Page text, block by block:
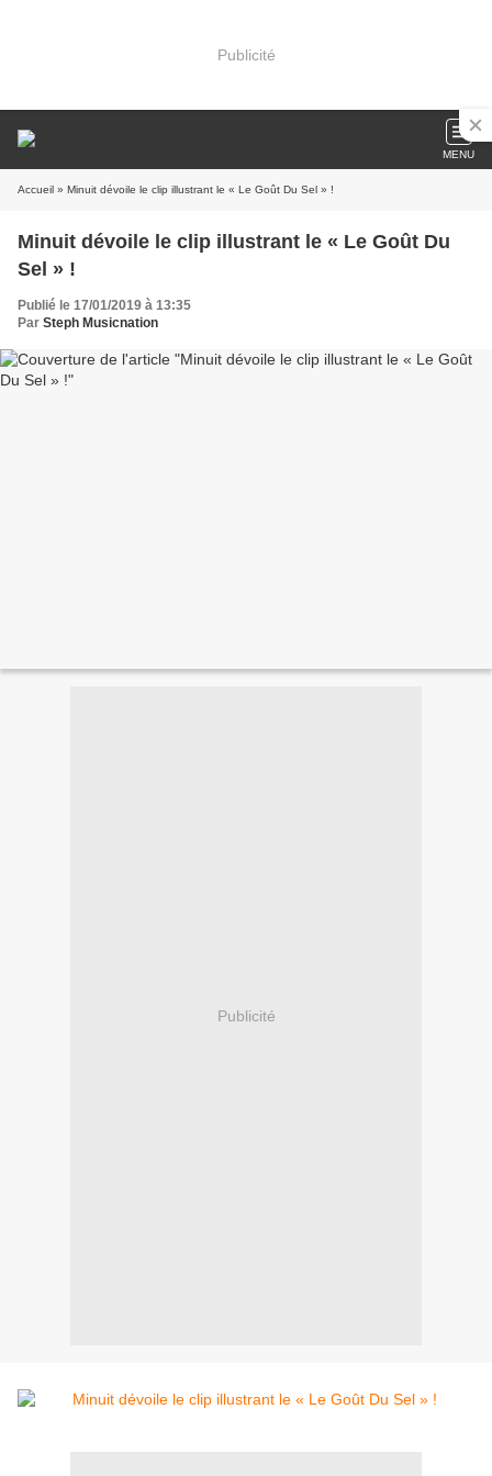
Publicité
MENU
Accueil » Minuit dévoile le clip illustrant le « Le Goût Du Sel » !
Minuit dévoile le clip illustrant le « Le Goût Du
Sel » !
Publié le 17/01/2019 à 13:35
Par Steph Musicnation
Publicité